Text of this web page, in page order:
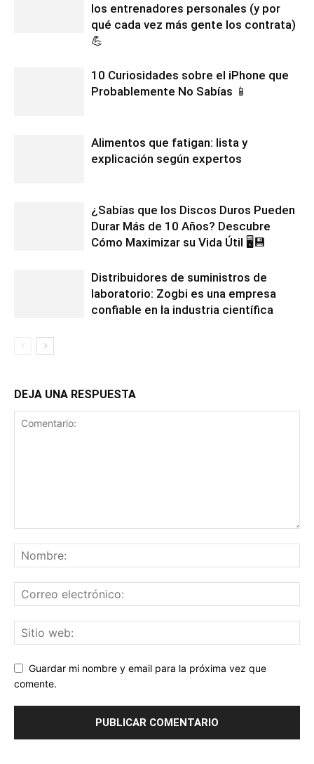
los entrenadores personales (y por
qué cada vez más gente los contrata)
💪
10 Curiosidades sobre el iPhone que
Probablemente No Sabías 📱
Alimentos que fatigan: lista y
explicación según expertos
¿Sabías que los Discos Duros Pueden
Durar Más de 10 Años? Descubre
Cómo Maximizar su Vida Útil 🖥️💾
Distribuidores de suministros de
laboratorio: Zogbi es una empresa
confiable en la industria científica
DEJA UNA RESPUESTA
Guardar mi nombre y email para la próxima vez que
comente.